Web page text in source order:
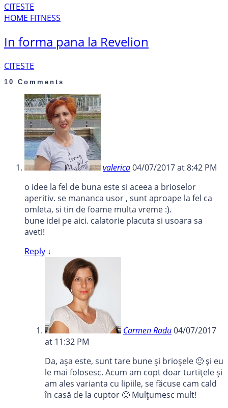
CITESTE
HOME FITNESS
In forma pana la Revelion
CITESTE
10 Comments
valerica04/07/2017 at 8:42 PM
o idee la fel de buna este si aceea a brioselor
aperitiv. se mananca usor , sunt aproape la fel ca
omleta, si tin de foame multa vreme :).
bune idei pe aici. calatorie placuta si usoara sa
aveti!
Reply ↓
Carmen Radu04/07/2017
at 11:32 PM
Da, așa este, sunt tare bune și brioșele 🙂 și eu
le mai folosesc. Acum am copt doar turtițele și
am ales varianta cu lipiile, se făcuse cam cald
în casă de la cuptor 🙂 Mulțumesc mult!